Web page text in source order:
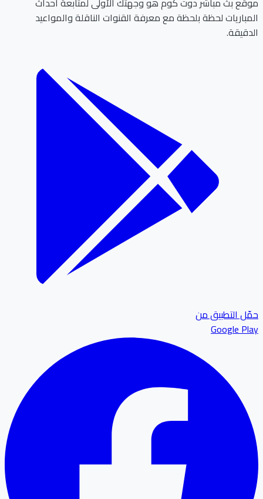
لحظة بلحظة مع معرفة القنوات الناقلة والمواعيد
التطبيق من
Google